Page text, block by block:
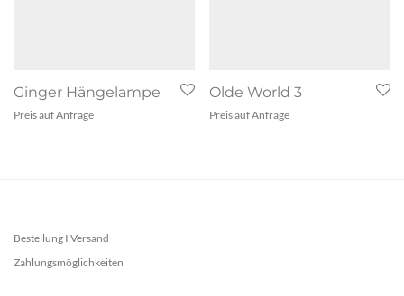
Ginger Hängelampe
Preis auf Anfrage
Olde World 3
Preis auf Anfrage
Bestellung I Versand
Zahlungsmöglichkeiten